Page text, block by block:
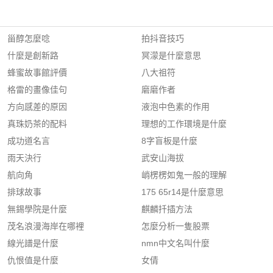
甾醇怎麼唸
什麼是創新路
蜂蜜故事館評價
格雷的畫像佳句
方向感差的原因
真珠奶茶的配料
成功道名言
雨天決行
航向角
排球故事
無錫學院是什麼
茂名浪漫海岸在哪裡
線光譜是什麼
仇恨值是什麼
拍抖音技巧
冥濛是什麼意思
八大祖符
磨磨作者
液泡中色素的作用
理想的工作環境是什麼
8字盲板是什麼
武安山海拔
峭楞楞如鬼一般的理解
175 65r14是什麼意思
麒麟扦插方法
怎麼分析一隻股票
nmn中文名叫什麼
女倩